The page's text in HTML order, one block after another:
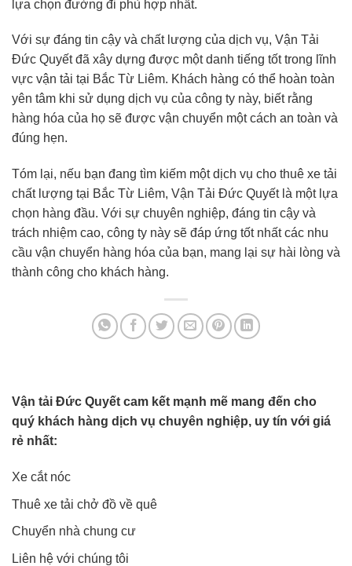
lựa chọn đường đi phù hợp nhất.
Với sự đáng tin cậy và chất lượng của dịch vụ, Vận Tải
Đức Quyết đã xây dựng được một danh tiếng tốt trong lĩnh
vực vận tải tại Bắc Từ Liêm. Khách hàng có thể hoàn toàn
yên tâm khi sử dụng dịch vụ của công ty này, biết rằng
hàng hóa của họ sẽ được vận chuyển một cách an toàn và
đúng hẹn.
Tóm lại, nếu bạn đang tìm kiếm một dịch vụ cho thuê xe tải
chất lượng tại Bắc Từ Liêm, Vận Tải Đức Quyết là một lựa
chọn hàng đầu. Với sự chuyên nghiệp, đáng tin cậy và
trách nhiệm cao, công ty này sẽ đáp ứng tốt nhất các nhu
cầu vận chuyển hàng hóa của bạn, mang lại sự hài lòng và
thành công cho khách hàng.
Vận tải Đức Quyết cam kết mạnh mẽ mang đến cho
quý khách hàng dịch vụ chuyên nghiệp, uy tín với giá
rẻ nhất:
Xe cắt nóc
Thuê xe tải chở đồ về quê
Chuyển nhà chung cư
Liên hệ với chúng tôi